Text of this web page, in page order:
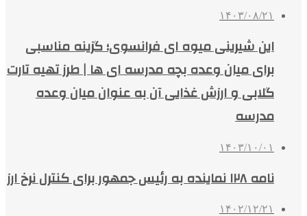
۱۴۰۳/۰۸/۲۱
این شیرینی میوه ای فرانسوی؛ گزینه مناسبی
برای میان وعده بچه مدرسه ای ها | طرز تهیه تارت
گلابی و ارزش غذایی آن به عنوان میان وعده
مدرسه
۱۴۰۳/۱۰/۰۱
نامه ۱۲۸ نماینده به رئیس جمهور برای کنترل نرخ ارز
۱۴۰۲/۱۲/۲۱